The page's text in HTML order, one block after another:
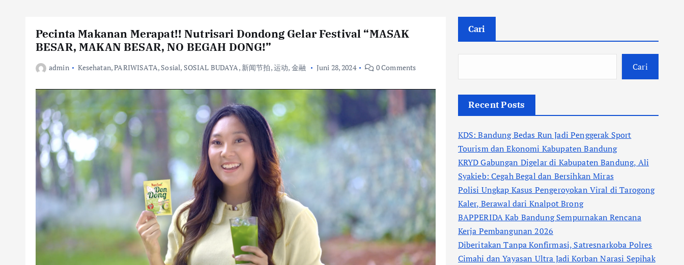
Pecinta Makanan Merapat!! Nutrisari Dondong Gelar Festival “MASAK
BESAR, MAKAN BESAR, NO BEGAH DONG!”
admin Kesehatan,PARIWISATA, Sosial, SOSIAL BUDAYA, 新闻节拍,运动, 金融 Juni 28, 2024 0 Comments
Cari
Cari
Recent Posts
KDS: Bandung Bedas Run Jadi Penggerak Sport
Tourism dan Ekonomi Kabupaten Bandung
KRYD Gabungan Digelar di Kabupaten Bandung, Ali
Syakieb: Cegah Begal dan Bersihkan Miras
Polisi Ungkap Kasus Pengeroyokan Viral di Tarogong
Kaler, Berawal dari Knalpot Brong
BAPPERIDA Kab Bandung Sempurnakan Rencana
Kerja Pembangunan 2026
Diberitakan Tanpa Konfirmasi, Satresnarkoba Polres
Cimahi dan Yayasan Ultra Jadi Korban Narasi Sepihak